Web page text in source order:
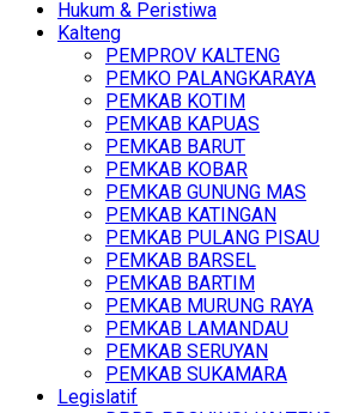
Hukum & Peristiwa
Kalteng
PEMPROV KALTENG
PEMKO PALANGKARAYA
PEMKAB KOTIM
PEMKAB KAPUAS
PEMKAB BARUT
PEMKAB KOBAR
PEMKAB GUNUNG MAS
PEMKAB KATINGAN
PEMKAB PULANG PISAU
PEMKAB BARSEL
PEMKAB BARTIM
PEMKAB MURUNG RAYA
PEMKAB LAMANDAU
PEMKAB SERUYAN
PEMKAB SUKAMARA
Legislatif